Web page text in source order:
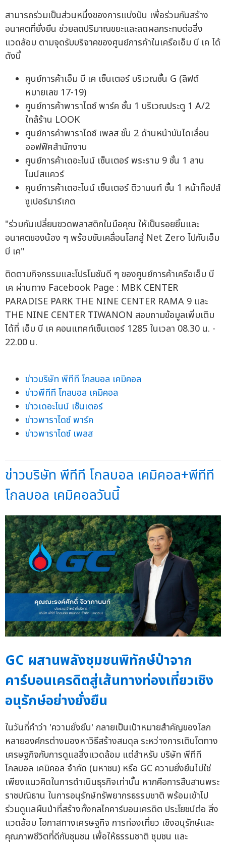
สามารถร่วมเป็นส่วนหนึ่งของการแบ่งปัน เพื่อร่วมกันสร้าง
อนาคตที่ยั่งยืน ช่วยลดปริมาณขยะและลดผลกระทบต่อสิ่ง
แวดล้อม ตามจุดรับบริจาคของศูนย์การค้าในเครือเอ็ม บี เค ได้
ดังนี้
ศูนย์การค้าเอ็ม บี เค เซ็นเตอร์ บริเวณชั้น G (ลิฟต์
หมายเลข 17-19)
ศูนย์การค้าพาราไดซ์ พาร์ค ชั้น 1 บริเวณประตู 1 A/2
ใกล้ร้าน LOOK
ศูนย์การค้าพาราไดซ์ เพลส ชั้น 2 ด้านหน้าบันไดเลื่อน
ออฟฟิศสำนักงาน
ศูนย์การค้าเดอะไนน์ เซ็นเตอร์ พระราม 9 ชั้น 1 ลาน
ไนน์สแควร์
ศูนย์การค้าเดอะไนน์ เซ็นเตอร์ ติวานนท์ ชั้น 1 หน้าท็อปส์
ซูเปอร์มาร์เกต
"ร่วมกันเปลี่ยนขวดพลาสติกในมือคุณ ให้เป็นรอยยิ้มและ
อนาคตของน้อง ๆ พร้อมขับเคลื่อนโลกสู่ Net Zero ไปกับเอ็ม
บี เค"
ติดตามกิจกรรมและโปรโมชันดี ๆ ของศูนย์การค้าเครือเอ็ม บี
เค ผ่านทาง Facebook Page : MBK CENTER
PARADISE PARK THE NINE CENTER RAMA 9 และ
THE NINE CENTER TIWANON สอบถามข้อมูลเพิ่มเติม
ได้ที่ เอ็ม บี เค คอนแทคท์เซ็นเตอร์ 1285 ในเวลา 08.30 น. -
22.00 น.
ข่าวบริษัท พีทีที โกลบอล เคมิคอล
ข่าวพีทีที โกลบอล เคมิคอล
ข่าวเดอะไนน์ เซ็นเตอร์
ข่าวพาราไดซ์ พาร์ค
ข่าวพาราไดซ์ เพลส
ข่าวบริษัท พีทีที โกลบอล เคมิคอล+พีทีที
โกลบอล เคมิคอลวันนี้
GC ผสานพลังชุมชนพิทักษ์ป่าจาก
คาร์บอนเครดิตสู่เส้นทางท่องเที่ยวเชิง
อนุรักษ์อย่างยั่งยืน
ในวันที่คำว่า 'ความยั่งยืน' กลายเป็นเป้าหมายสำคัญของโลก
หลายองค์กรต่างมองหาวิธีสร้างสมดุล ระหว่างการเติบโตทาง
เศรษฐกิจกับการดูแลสิ่งแวดล้อม แต่สำหรับ บริษัท พีทีที
โกลบอล เคมิคอล จำกัด (มหาชน) หรือ GC ความยั่งยืนไม่ใช่
เพียงแนวคิดในการดำเนินธุรกิจเท่านั้น หากคือการสืบสานพระ
ราชปณิธาน ในการอนุรักษ์ทรัพยากรธรรมชาติ พร้อมเข้าไป
ร่วมดูแลผืนป่าที่สร้างทั้งกลไกคาร์บอนเครดิต ประโยชน์ต่อ สิ่ง
แวดล้อม โอกาสทางเศรษฐกิจ การท่องเที่ยว เชิงอนุรักษ์และ
คุณภาพชีวิตที่ดีกับชุมชน เพื่อให้ธรรมชาติ ชุมชน และ